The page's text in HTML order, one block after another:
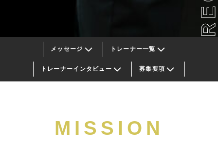
メッセージ トレーナー一覧
トレーナーインタビュー 募集要項
MISSION